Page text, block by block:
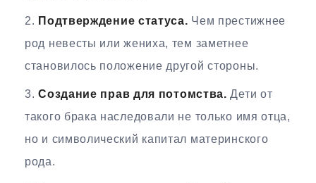
Подтверждение статуса. Чем престижнее
род невесты или жениха, тем заметнее
становилось положение другой стороны.
Создание прав для потомства. Дети от
такого брака наследовали не только имя отца,
но и символический капитал материнского
рода.